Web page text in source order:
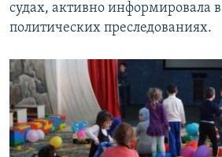
судах, активно информировала в
политических преследованиях.